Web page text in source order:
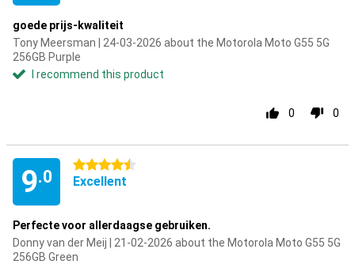
goede prijs-kwaliteit
Tony Meersman | 24-03-2026 about the Motorola Moto G55 5G
256GB Purple
I recommend this product
0 0
9.0
4.5 stars
Excellent
Perfecte voor allerdaagse gebruiken.
Donny van der Meij | 21-02-2026 about the Motorola Moto G55 5G
256GB Green